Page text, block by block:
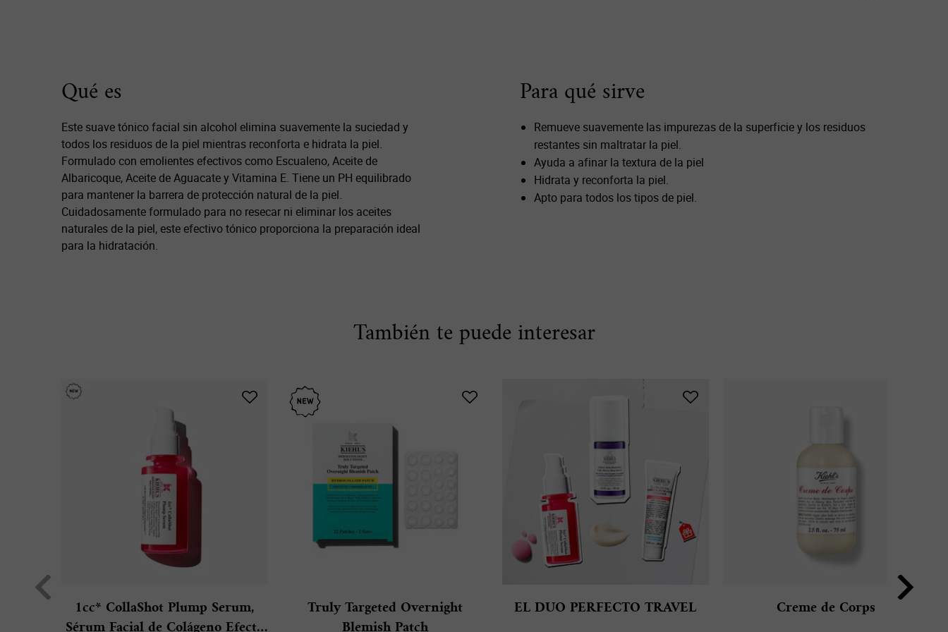
PDP Description SectionQué es
Este suave tónico facial sin alcohol elimina suavemente la suciedad y
todos los residuos de la piel mientras reconforta e hidrata la piel.
Formulado con emolientes efectivos como Escualeno, Aceite de
Albaricoque, Aceite de Aguacate y Vitamina E. Tiene un PH equilibrado
para mantener la barrera de protección natural de la piel.
Cuidadosamente formulado para no resecar ni eliminar los aceites
naturales de la piel, este efectivo tónico proporciona la preparación ideal
para la hidratación.
Para qué sirve
Remueve suavemente las impurezas de la superficie y los residuos
restantes sin maltratar la piel.
Ayuda a afinar la textura de la piel
Hidrata y reconforta la piel.
Apto para todos los tipos de piel.
También te puede interesar
1cc* CollaShot Plump Serum,
Sérum Facial de Colágeno Efecto
Truly Targeted Overnight
Blemish Patch
EL DUO PERFECTO TRAVEL Creme de Corps